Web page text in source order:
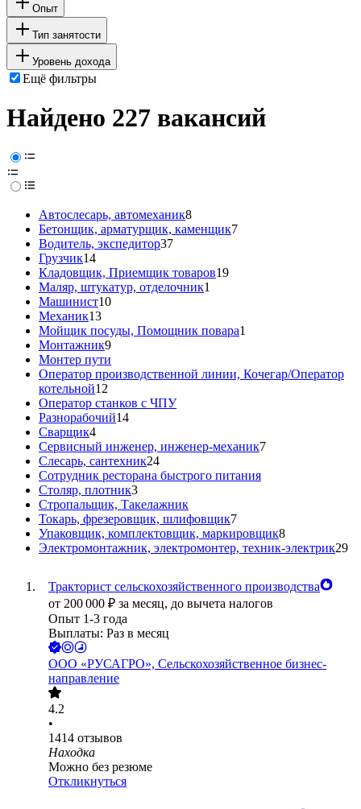
Опыт
Тип занятости
Уровень дохода
Ещё фильтры
Найдено 227 вакансий
Автослесарь, автомеханик8
Бетонщик, арматурщик, каменщик7
Водитель, экспедитор37
Грузчик14
Кладовщик, Приемщик товаров19
Маляр, штукатур, отделочник1
Машинист10
Механик13
Мойщик посуды, Помощник повара1
Монтажник9
Монтер пути
Оператор производственной линии, Кочегар/Оператор
котельной12
Оператор станков с ЧПУ
Разнорабочий14
Сварщик4
Сервисный инженер, инженер-механик7
Слесарь, сантехник24
Сотрудник ресторана быстрого питания
Столяр, плотник3
Стропальщик, Такелажник
Токарь, фрезеровщик, шлифовщик7
Упаковщик, комплектовщик, маркировщик8
Электромонтажник, электромонтер, техник-электрик29
Тракторист сельскохозяйственного производства
от 200 000 ₽ за месяц, до вычета налогов
Опыт 1-3 года
Выплаты: Раз в месяц
ООО «РУСАГРО», Сельскохозяйственное бизнес-
направление
4.2
•
1414 отзывов
Находка
Можно без резюме
Откликнуться